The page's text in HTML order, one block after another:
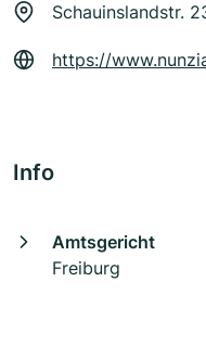
Schauinslandstr.
https://
Info
Amtsgericht
Freiburg